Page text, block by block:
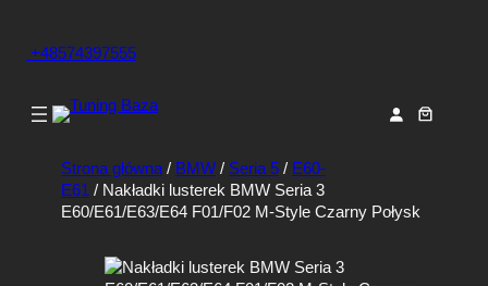
+48574397555
Strona główna / BMW / Seria 5 / E60-
E61 / Nakładki lusterek BMW Seria 3
E60/E61/E63/E64 F01/F02 M-Style Czarny Połysk